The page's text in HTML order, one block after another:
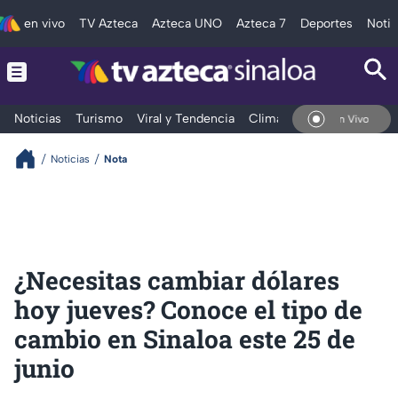
en vivo TV Azteca Azteca UNO Azteca 7 Deportes
Noticias Turismo Viral y Tendencia Clima Deportes
En Vivo
Noticias Nota
¿Necesitas cambiar dólares
hoy jueves? Conoce el tipo de
cambio en Sinaloa este 25 de
junio